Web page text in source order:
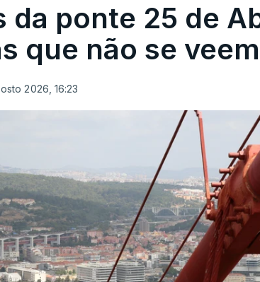
da ponte 25 de
que não se veem
2026, 16:23